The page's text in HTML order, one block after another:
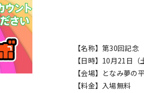
【名称】第30回記
【日時】10月21日
【会場】となみ夢の
【料金】入場無料